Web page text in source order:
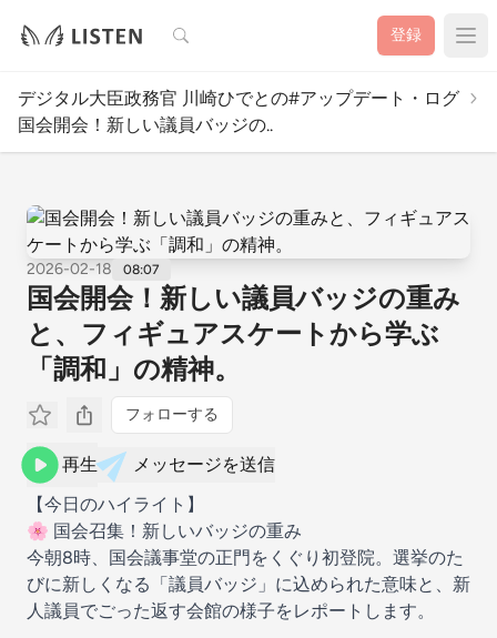
検索 登録
デジタル大臣政務官 川崎ひでとの#アップデート・ログ
国会開会！新しい議員バッジの..
2026-02-18 08:07
国会開会！新しい議員バッジの重み
と、フィギュアスケートから学ぶ
「調和」の精神。
フォローする
再生
メッセージを送信
【今日のハイライト】
🌸 国会召集！新しいバッジの重み
今朝8時、国会議事堂の正門をくぐり初登院。選挙のた
びに新しくなる「議員バッジ」に込められた意味と、新
人議員でごった返す会館の様子をレポートします。